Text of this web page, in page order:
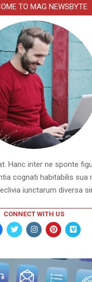
TO MAG NEWSBYTE
Hanc inter ne sponte
cognati habitabilis sua
iunctarum diversa
CONNECT WITH US